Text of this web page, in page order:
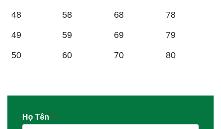
48 58 68 78
49 59 69 79
50 60 70 80
Họ Tên *